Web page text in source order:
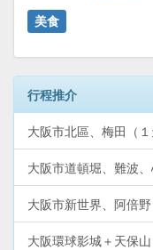
美食
行程推介
大阪市北區、梅田（
大阪市道頓堀、難波
大阪市新世界、阿倍
大阪環球影城＋天保